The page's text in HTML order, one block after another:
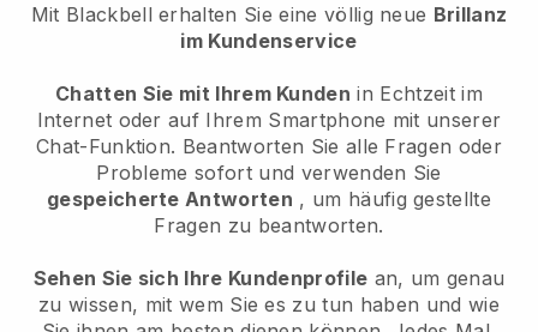
Mit Blackbell erhalten Sie eine völlig neue Brillanz
im Kundenservice
Chatten Sie mit Ihrem Kunden in Echtzeit im
Internet oder auf Ihrem Smartphone mit unserer
Chat-Funktion. Beantworten Sie alle Fragen oder
Probleme sofort und verwenden Sie
gespeicherte Antworten , um häufig gestellte
Fragen zu beantworten.
Sehen Sie sich Ihre Kundenprofile an, um genau
zu wissen, mit wem Sie es zu tun haben und wie